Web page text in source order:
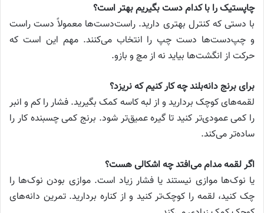
چاپستیک را با کدام دست بگیریم بهتر است؟
با دستی که کنترل بهتری دارید. راست‌دست‌ها معمولاً دست راست
و چپ‌دست‌ها دست چپ را انتخاب می‌کنند. مهم این است که
حرکت از انگشت‌ها بیاید نه از مچ و بازو.
برای برنج دانه‌بلند چه کار کنیم که نریزد؟
لقمه‌های کوچک بردارید و از لبه کاسه کمک بگیرید. فشار را کم و انبر
را کمی عمودی‌تر کنید تا گیره عمیق‌تر شود. برنج کمی چسبنده کار را
ساده‌تر می‌کند.
اگر لقمه مدام می‌افتد چه اشکالی هست؟
یا نوک‌ها موازی نیستند یا فشار زیاد است. موازی بودن نوک‌ها را
چک کنید، لقمه را کوچک‌تر کنید و از کناره بردارید. تمرین دانه‌های